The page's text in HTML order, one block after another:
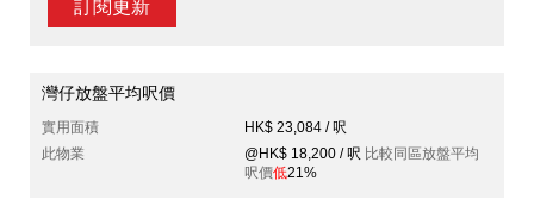
訂閱更新
灣仔放盤平均呎價
實用面積
HK$ 23,084 / 呎
此物業
@HK$ 18,200 / 呎 比較同區放盤平均
呎價低21%